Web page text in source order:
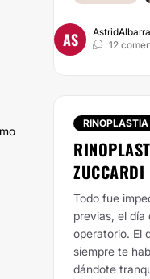
AS
12
RINOPLASTIA
ZUCCARDI
Todo fue
previas, el día
operatorio. El
siempre te
dándote